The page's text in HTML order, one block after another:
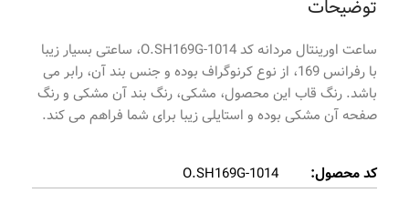
توضیحات
ساعت اورینتال مردانه کد O.SH169G-1014، ساعتی بسیار زیبا
با رفرانس 169، از نوع کرنوگراف بوده و جنس بند آن، رابر می
باشد. رنگ قاب این محصول، مشکی، رنگ بند آن مشکی و رنگ
صفحه آن مشکی بوده و استایلی زیبا برای شما فراهم می کند.
کد محصول:
O.SH169G-1014